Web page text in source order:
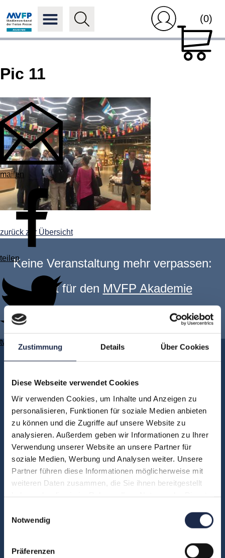
Zustimmung Details Über Cookies
Diese Webseite verwendet Cookies
Wir verwenden Cookies, um Inhalte und Anzeigen zu
personalisieren, Funktionen für soziale Medien anbieten
zu können und die Zugriffe auf unsere Website zu
analysieren. Außerdem geben wir Informationen zu Ihrer
Verwendung unserer Website an unsere Partner für
soziale Medien, Werbung und Analysen weiter. Unsere
Partner führen diese Informationen möglicherweise mit
weiteren Daten zusammen, die Sie ihnen bereitgestellt
Notwendig
Präferenzen
(0)
Pic 11
mailen
teilen
twittern
zurück zur Übersicht
Keine Veranstaltung mehr verpassen:
Jetzt für den MVFP Akademie
!
Akademie
Teilnehmerstimmen
Kontakt
Fachbereiche
Fachübergreifend
IT und Digital